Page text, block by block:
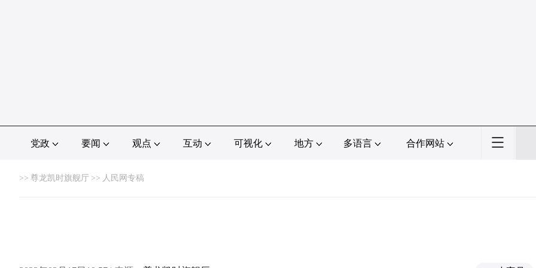
党政 要闻 观点 互动 可视化 地方 多语言 合作网站
>> 尊龙凯时旗舰厅 >> 人民网专稿